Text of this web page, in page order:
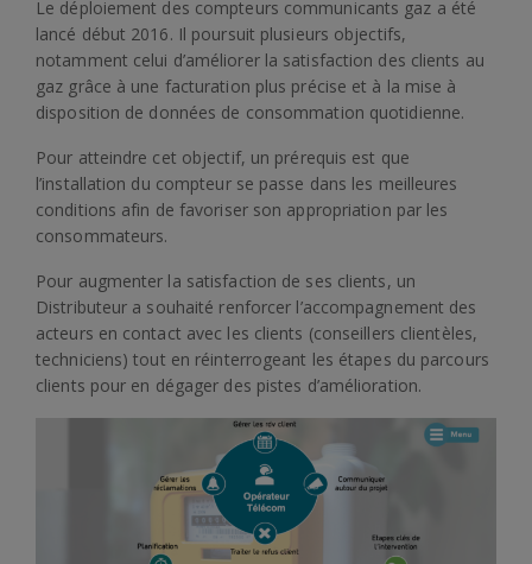
Le déploiement des compteurs communicants gaz a été
lancé début 2016. Il poursuit plusieurs objectifs,
notamment celui d’améliorer la satisfaction des clients au
gaz grâce à une facturation plus précise et à la mise à
disposition de données de consommation quotidienne.
Pour atteindre cet objectif, un prérequis est que
l’installation du compteur se passe dans les meilleures
conditions afin de favoriser son appropriation par les
consommateurs.
Pour augmenter la satisfaction de ses clients, un
Distributeur a souhaité renforcer l’accompagnement des
acteurs en contact avec les clients (conseillers clientèles,
techniciens) tout en réinterrogeant les étapes du parcours
clients pour en dégager des pistes d’amélioration.